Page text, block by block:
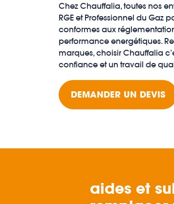
Chez Chauffalia, toutes nos
RGE et Professionnel du Gaz
conformes aux
performance energétiques.
marques, choisir Chauffalia
confiance et un travail de
DEMANDER UN DEVIS
aides et